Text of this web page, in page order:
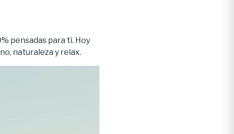
pensadas para ti. Hoy
naturaleza y relax.